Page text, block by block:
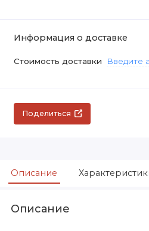
Информация о доставке
Стоимость доставки Введите
Поделиться
Описание
Описание